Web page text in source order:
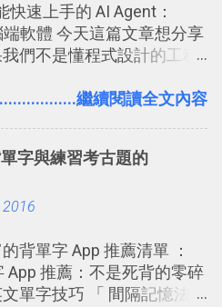
增 ： 如何活用 Trello 記
計畫心得與看板範本
增： 如何將網頁資料快速
： Trello 開放「強化功能」
強大 Trello 客製化範例教
象限在 Trello 活用與範本
個專案排程協作重點技巧
： 如何用 Trello 規劃自助
Trello 行程計畫使用技巧教
訊息中，或是想把你標籤在
現在你都多了一個「事先
，可以決定這些你被標籤
而禁止可能的祕密被你其他
快速上手的 AI Agent：
端軟體 今天這篇文章想分享
們不是懂程式設計的工程
） 的 Codex 工具？ 如何用
動化的電腦工作流程。
繼續閱讀全文內容
字與練習考古題的
背單字 App 推薦清單 ：
App 推薦：不是死背的零碎
單字技巧 「 間隔記憶法